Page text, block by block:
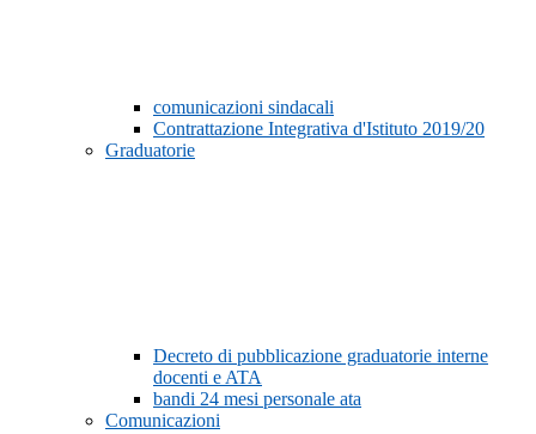
comunicazioni sindacali
Contrattazione Integrativa d'Istituto 2019/20
Graduatorie
Decreto di pubblicazione graduatorie interne
docenti e ATA
bandi 24 mesi personale ata
Comunicazioni